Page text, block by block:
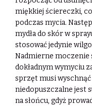
miękkiej ściereczki,
podczas mycia.
mydła do skór w
stosować jedynie
Nadmierne moczenie
dokładnym wymyciu
sprzęt musi
niedopuszczalne jest
na słońcu, gdyż